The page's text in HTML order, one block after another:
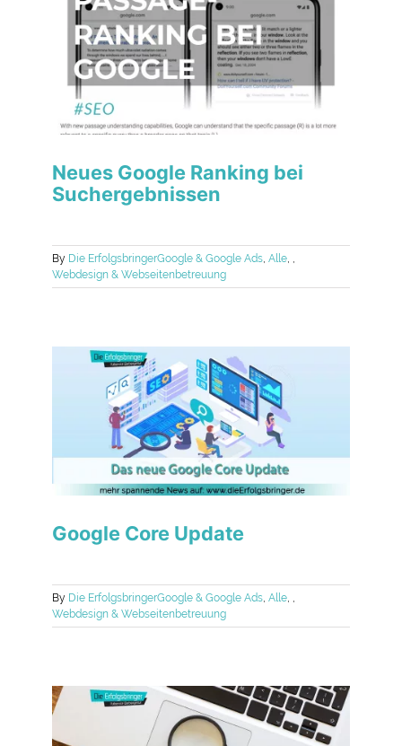
Neues Google Ranking bei
Suchergebnissen
By Die ErfolgsbringerGoogle & Google Ads,Alle, ,
Webdesign & Webseitenbetreuung
Google Core Update
By Die ErfolgsbringerGoogle & Google Ads,Alle, ,
Webdesign & Webseitenbetreuung